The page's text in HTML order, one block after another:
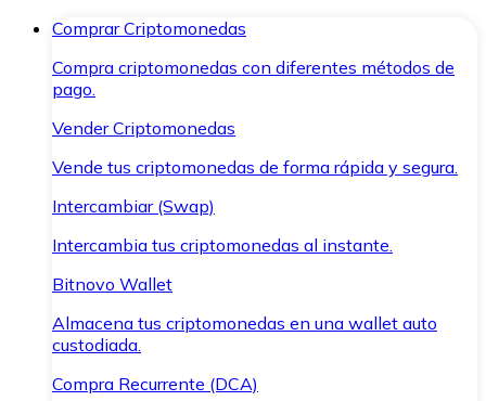
Comprar Criptomonedas
Compra criptomonedas con diferentes métodos de
pago.
Vender Criptomonedas
Vende tus criptomonedas de forma rápida y segura.
Intercambiar (Swap)
Intercambia tus criptomonedas al instante.
Bitnovo Wallet
Almacena tus criptomonedas en una wallet auto
custodiada.
Compra Recurrente (DCA)